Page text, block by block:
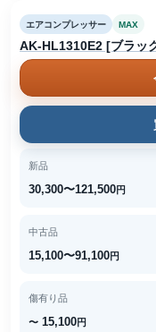
エアコンプレッサー MAX
AK-HL1310E2 [ブラッ
新品
30,300〜121,500円
中古品
15,100〜91,100円
傷有り品
〜 15,100円